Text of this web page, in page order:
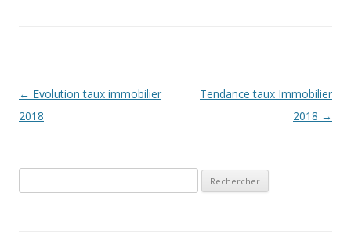
Navigation
des
← Evolution taux immobilier
2018
Tendance taux Immobilier
2018 →